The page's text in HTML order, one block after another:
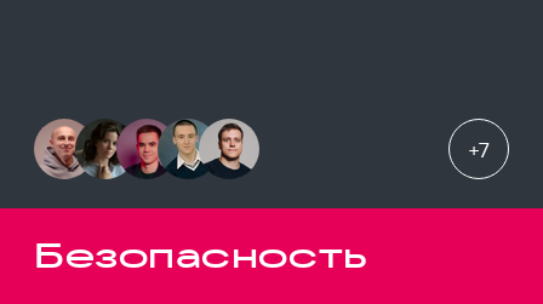
+7
Безопасность